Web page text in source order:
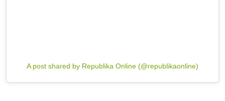
A post shared by Republika Online (@republikaonline)